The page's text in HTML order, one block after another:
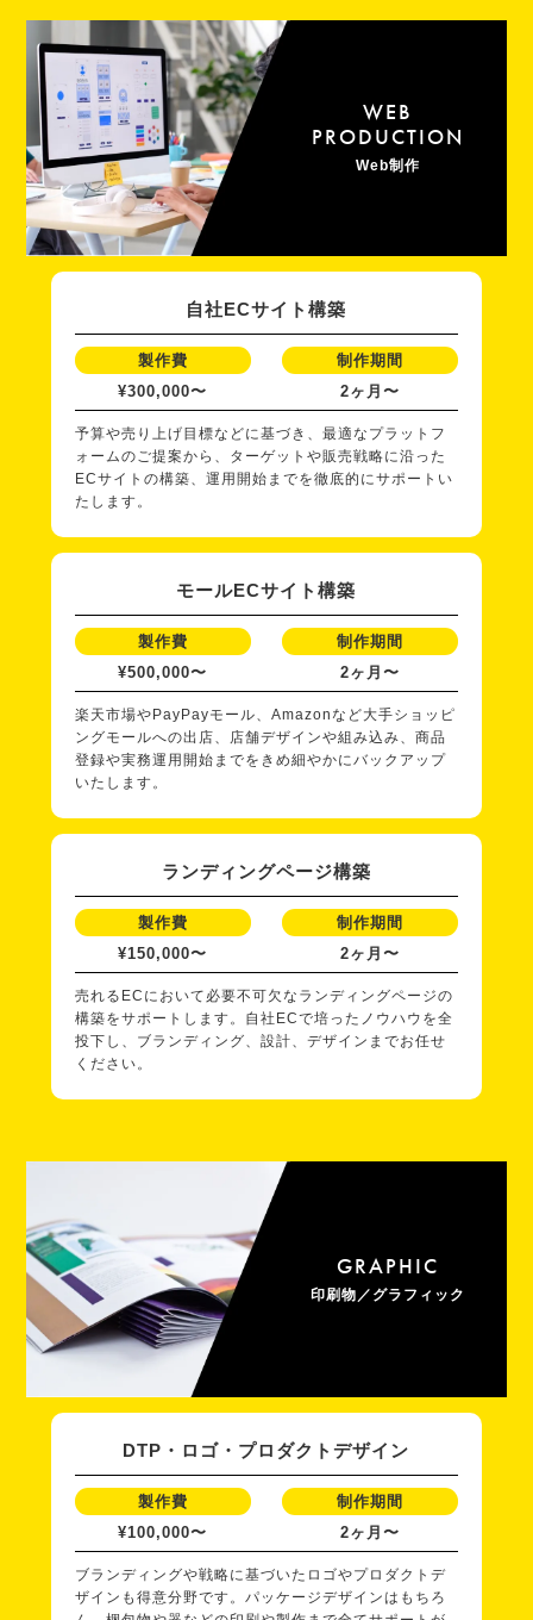
WEB
PRODUCTION
Web制作
自社ECサイト構築
製作費
¥300,000〜
制作期間
2ヶ月〜
予算や売り上げ目標などに基づき、最適なプラットフ
ォームのご提案から、ターゲットや販売戦略に沿った
ECサイトの構築、運用開始までを徹底的にサポートい
たします。
モールECサイト構築
製作費
¥500,000〜
制作期間
2ヶ月〜
楽天市場やPayPayモール、Amazonなど大手ショッピ
ングモールへの出店、店舗デザインや組み込み、商品
登録や実務運用開始までをきめ細やかにバックアップ
いたします。
ランディングページ構築
製作費
¥150,000〜
制作期間
2ヶ月〜
売れるECにおいて必要不可欠なランディングページの
構築をサポートします。自社ECで培ったノウハウを全
投下し、ブランディング、設計、デザインまでお任せ
ください。
GRAPHIC
印刷物／グラフィック
DTP・ロゴ・プロダクトデザイン
製作費
¥100,000〜
制作期間
2ヶ月〜
ブランディングや戦略に基づいたロゴやプロダクトデ
ザインも得意分野です。パッケージデザインはもちろ